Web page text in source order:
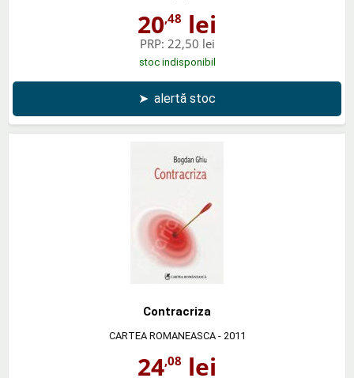
20,48 lei
PRP: 22,50 lei
stoc indisponibil
➤ alertă stoc
Contracriza
CARTEA ROMANEASCA- 2011
24,08 lei